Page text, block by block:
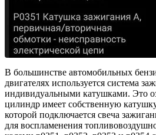
В большинстве автомобильных
двигателях используется система
индивидуальными катушками. Это
цилиндр имеет собственную
которой подключается свеча
для воспламенения